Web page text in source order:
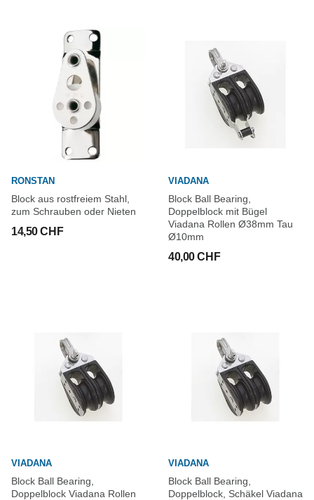
RONSTAN
Block aus rostfreiem Stahl,
zum Schrauben oder Nieten
14,50 CHF
VIADANA
Block Ball Bearing,
Doppelblock mit Bügel
Viadana Rollen Ø38mm Tau
Ø10mm
40,00 CHF
VIADANA
Block Ball Bearing,
Doppelblock Viadana Rollen
VIADANA
Block Ball Bearing,
Doppelblock, Schäkel Viadana